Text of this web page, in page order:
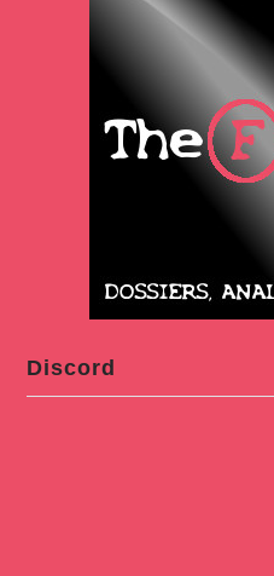
Discord